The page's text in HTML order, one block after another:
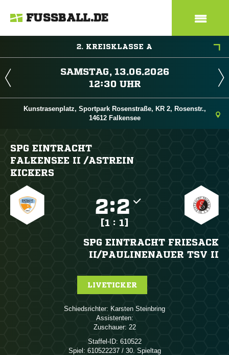
FUSSBALL.DE
2. KREISKLASSE A
 
 
Kunstrasenplatz, Sportpark Rosenstraße, KR 2, Rosenstr.,
14612 Falkensee
SPG EINTRACHT
FALKENSEE II /​ASTREIN
KICKERS
:
[1 : 1]
SPG EINTRACHT FRIESACK
II/​PAULINENAUER TSV II
LIVETICKER
Schiedsrichter:  
Assistenten:
Zuschauer: 22
Staffel-ID: 610522
Spiel: 610522237 / 30. Spieltag